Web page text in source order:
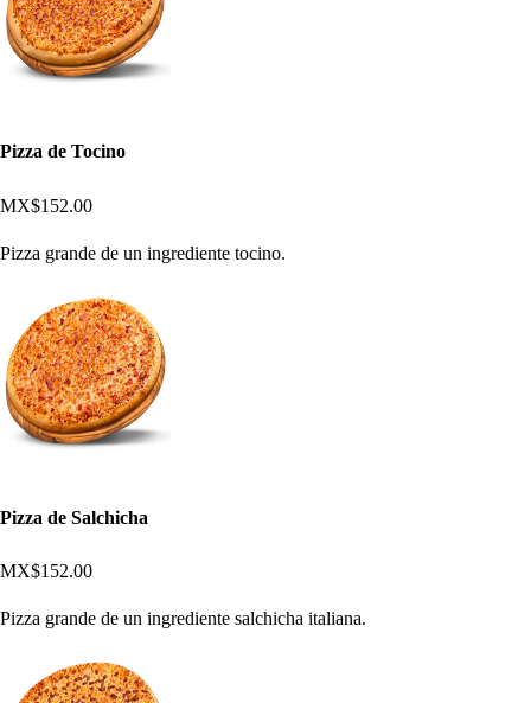
Pizza de Tocino
MX$152.00
Pizza grande de un ingrediente tocino.
Pizza de Salchicha
MX$152.00
Pizza grande de un ingrediente salchicha italiana.